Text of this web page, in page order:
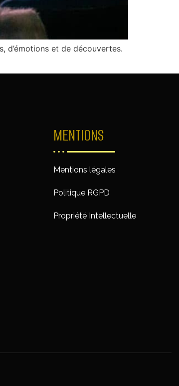
d’émotions et de découvertes.
MENTIONS
Mentions légales
Politique RGPD
Propriété Intellectuelle